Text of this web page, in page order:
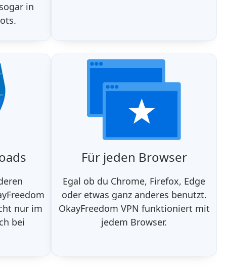
in
nur im
bei
Für jeden Browser
Egal ob du Chrome, Firefox, Edge
oder etwas ganz anderes benutzt.
OkayFreedom VPN funktioniert mit
jedem Browser.